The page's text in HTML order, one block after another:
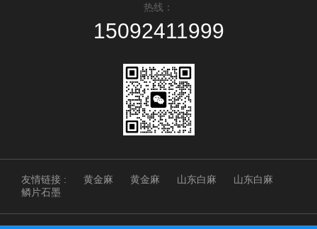
热线：
15092411999
友情链接 : 黄金麻 黄金麻 山东白麻
山东白麻
鳞片石墨